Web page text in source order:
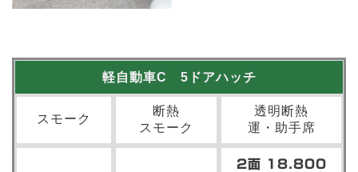
軽自動車C 5ドアハッチ
スモーク
断熱
スモーク
透明断熱
運・助手席
2面 18.800